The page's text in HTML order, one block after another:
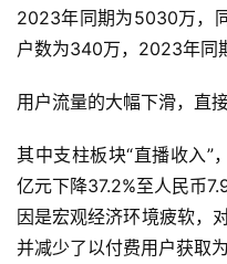
2023年同期为5030万，
户数为340万，2023年同
用户流量的大幅下滑，直
其中支柱板块“直播收入
亿元下降37.2%至人民币
因是宏观经济环境疲软，
并减少了以付费用户获取